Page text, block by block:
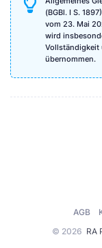
(BGBl. I S.
vom 23. Mai
wird
Vollständigkeit
übernommen.
© 2026 RA
AGB